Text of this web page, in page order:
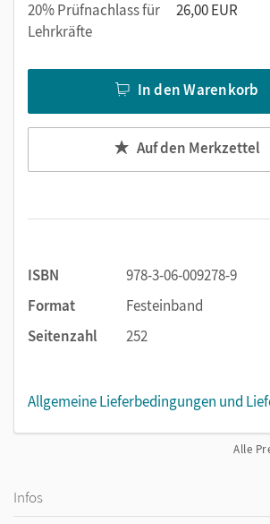
20% Prüfnachlass für
Lehrkräfte
26,00 EUR
In den Warenkorb
Auf den Merkzettel
ISBN
978-3-06-009278-9
Format
Festeinband
Seitenzahl
252
Allgemeine Lieferbedingungen und
Alle
Infos